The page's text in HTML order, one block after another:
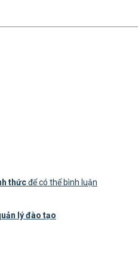
thứcđể có thể bình luận
lý đào tạo